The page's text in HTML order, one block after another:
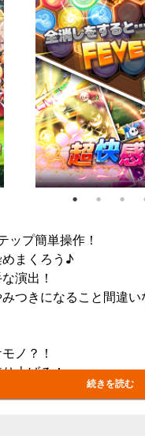
ップ簡単操作！
まくろう♪
演出！
つきになること間違い
ノ？！
上げる！
目も中身もかっこよく
続きを読む